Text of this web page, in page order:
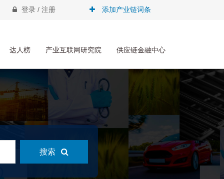
登录 / 注册 添加产业链词条
达人榜 产业互联网研究院 供应链金融中心
搜索